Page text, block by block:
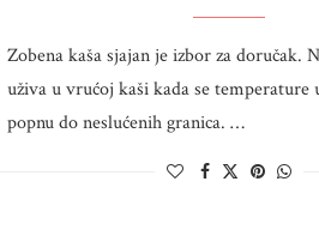
Zobena kaša sjajan je izbor za doručak.
uživa u vrućoj kaši kada se
popnu do neslućenih granica. …